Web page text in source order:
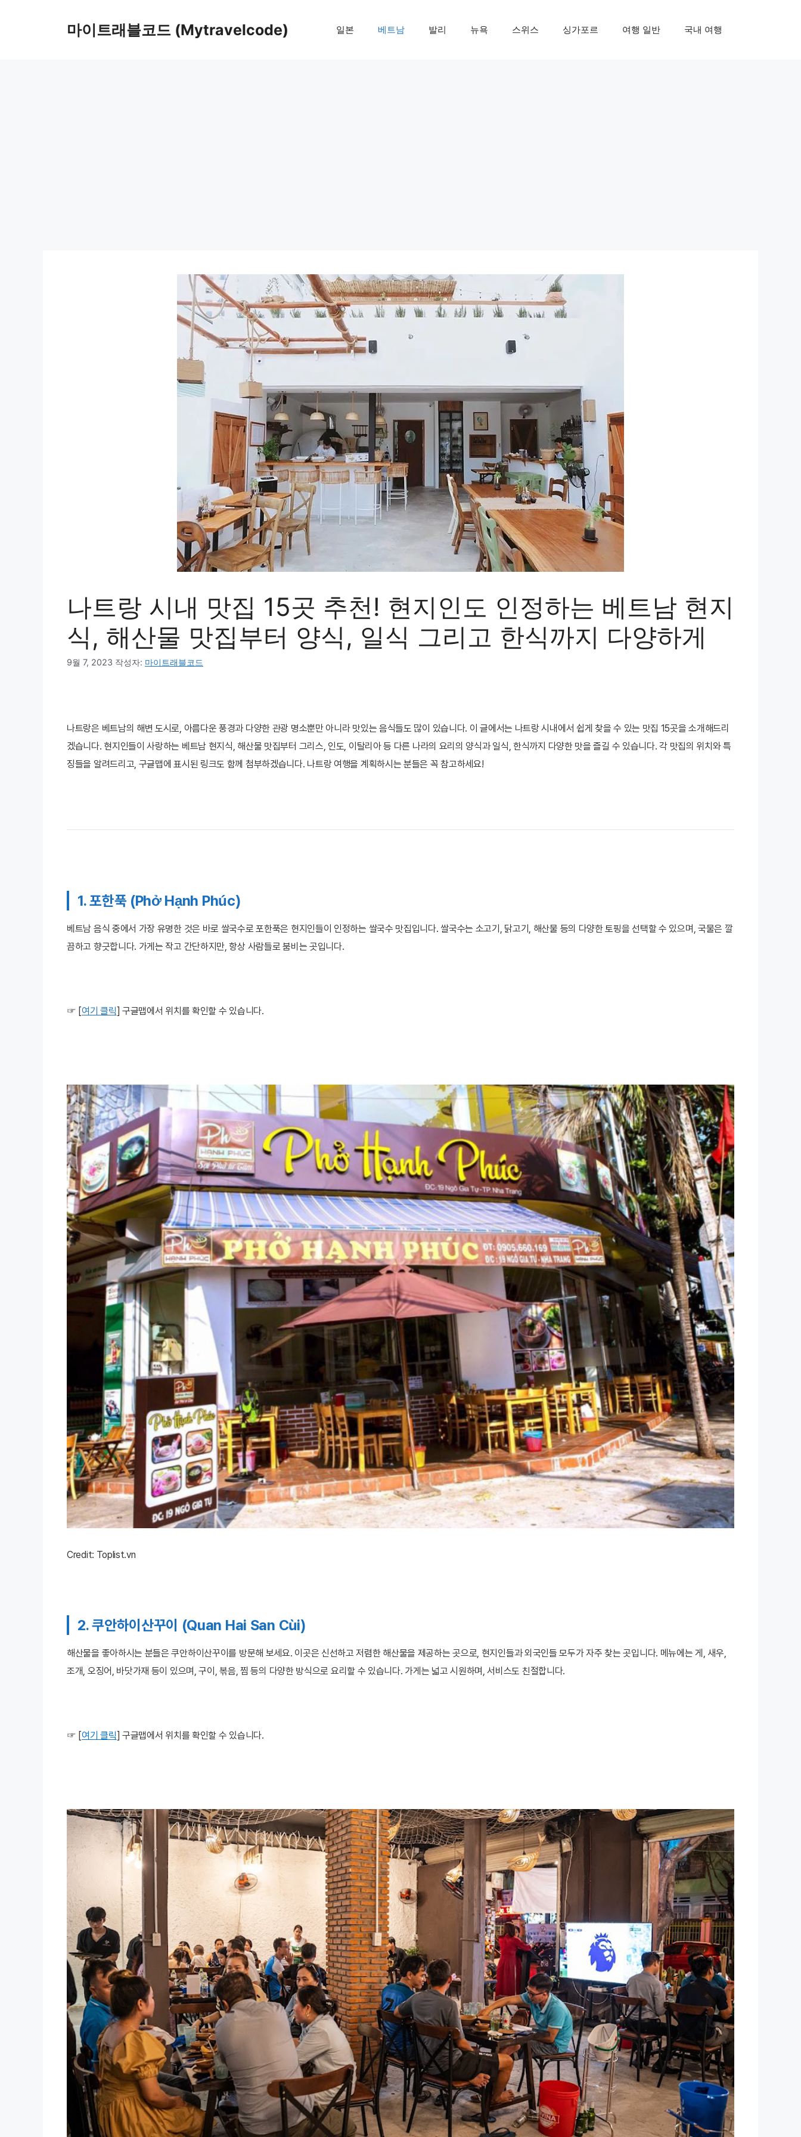
마이트래블코드 (Mytravelcode) 일본 베트남 발리 뉴욕 스위스 싱가포르 여행 일반 국내 여행
나트랑 시내 맛집 15곳 추천! 현지인도 인정하는 베트남 현지
식, 해산물 맛집부터 양식, 일식 그리고 한식까지 다양하게
9월 7, 2023 작성자: 마이트래블코드
나트랑은 베트남의 해변 도시로, 아름다운 풍경과 다양한 관광 명소뿐만 아니라 맛있는 음식들도 많이 있습니다. 이 글에서는 나트랑 시내에서 쉽게 찾을 수 있는 맛집 15곳을 소개해드리
겠습니다. 현지인들이 사랑하는 베트남 현지식, 해산물 맛집부터 그리스, 인도, 이탈리아 등 다른 나라의 요리의 양식과 일식, 한식까지 다양한 맛을 즐길 수 있습니다. 각 맛집의 위치와 특
징들을 알려드리고, 구글맵에 표시된 링크도 함께 첨부하겠습니다. 나트랑 여행을 계획하시는 분들은 꼭 참고하세요!
1. 포한푹 (Phở Hạnh Phúc)
베트남 음식 중에서 가장 유명한 것은 바로 쌀국수로 포한푹은 현지인들이 인정하는 쌀국수 맛집입니다. 쌀국수는 소고기, 닭고기, 해산물 등의 다양한 토핑을 선택할 수 있으며, 국물은 깔
끔하고 향긋합니다. 가게는 작고 간단하지만, 항상 사람들로 붐비는 곳입니다.
☞ [여기 클릭] 구글맵에서 위치를 확인할 수 있습니다.
Credit: Toplist.vn
2. 쿠안하이산꾸이 (Quan Hai San Cùi)
해산물을 좋아하시는 분들은 쿠안하이산꾸이를 방문해 보세요. 이곳은 신선하고 저렴한 해산물을 제공하는 곳으로, 현지인들과 외국인들 모두가 자주 찾는 곳입니다. 메뉴에는 게, 새우,
조개, 오징어, 바닷가재 등이 있으며, 구이, 볶음, 찜 등의 다양한 방식으로 요리할 수 있습니다. 가게는 넓고 시원하며, 서비스도 친절합니다.
☞ [여기 클릭] 구글맵에서 위치를 확인할 수 있습니다.